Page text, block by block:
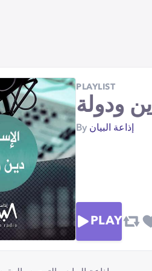
PLAYLIST
ودولة
By إذاعة البيان
PLAY